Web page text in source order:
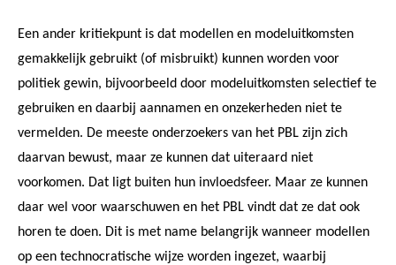
Een ander kritiekpunt is dat modellen en modeluitkomsten
gemakkelijk gebruikt (of misbruikt) kunnen worden voor
politiek gewin, bijvoorbeeld door modeluitkomsten selectief te
gebruiken en daarbij aannamen en onzekerheden niet te
vermelden. De meeste onderzoekers van het PBL zijn zich
daarvan bewust, maar ze kunnen dat uiteraard niet
voorkomen. Dat ligt buiten hun invloedsfeer. Maar ze kunnen
daar wel voor waarschuwen en het PBL vindt dat ze dat ook
horen te doen. Dit is met name belangrijk wanneer modellen
op een technocratische wijze worden ingezet, waarbij